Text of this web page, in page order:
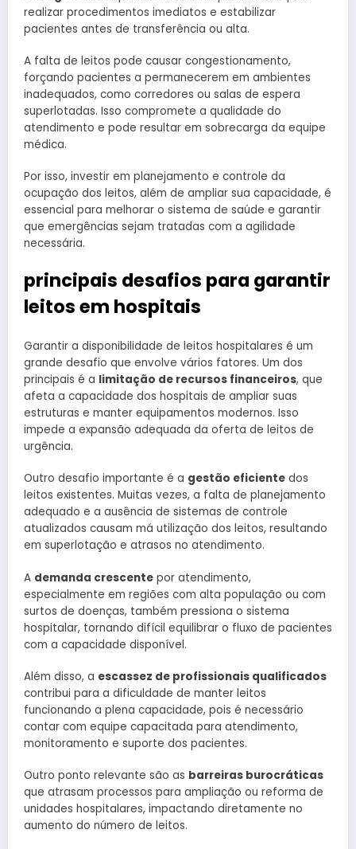
realizar procedimentos imediatos e estabilizar
pacientes antes de transferência ou alta.
A falta de leitos pode causar congestionamento,
forçando pacientes a permanecerem em ambientes
inadequados, como corredores ou salas de espera
superlotadas. Isso compromete a qualidade do
atendimento e pode resultar em sobrecarga da equipe
médica.
Por isso, investir em planejamento e controle da
ocupação dos leitos, além de ampliar sua capacidade, é
essencial para melhorar o sistema de saúde e garantir
que emergências sejam tratadas com a agilidade
necessária.
principais desafios para garantir
leitos em hospitais
Garantir a disponibilidade de leitos hospitalares é um
grande desafio que envolve vários fatores. Um dos
principais é a limitação de recursos financeiros, que
afeta a capacidade dos hospitais de ampliar suas
estruturas e manter equipamentos modernos. Isso
impede a expansão adequada da oferta de leitos de
urgência.
Outro desafio importante é a gestão eficiente dos
leitos existentes. Muitas vezes, a falta de planejamento
adequado e a ausência de sistemas de controle
atualizados causam má utilização dos leitos, resultando
em superlotação e atrasos no atendimento.
A demanda crescente por atendimento,
especialmente em regiões com alta população ou com
surtos de doenças, também pressiona o sistema
hospitalar, tornando difícil equilibrar o fluxo de pacientes
com a capacidade disponível.
Além disso, a escassez de profissionais qualificados
contribui para a dificuldade de manter leitos
funcionando a plena capacidade, pois é necessário
contar com equipe capacitada para atendimento,
monitoramento e suporte dos pacientes.
Outro ponto relevante são as barreiras burocráticas
que atrasam processos para ampliação ou reforma de
unidades hospitalares, impactando diretamente no
aumento do número de leitos.